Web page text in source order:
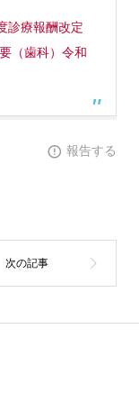
診療報酬改定
（歯科）令和
報告する